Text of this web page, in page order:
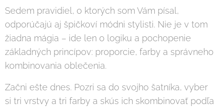
Sedem pravidiel, o ktorých som Vám písal,
odporúčajú aj špičkoví módni stylisti. Nie je v tom
žiadna mágia – ide len o logiku a pochopenie
základných princípov: proporcie, farby a správneho
kombinovania oblečenia.
Začni ešte dnes. Pozri sa do svojho šatníka, vyber
si tri vrstvy a tri farby a skús ich skombinovať podľa